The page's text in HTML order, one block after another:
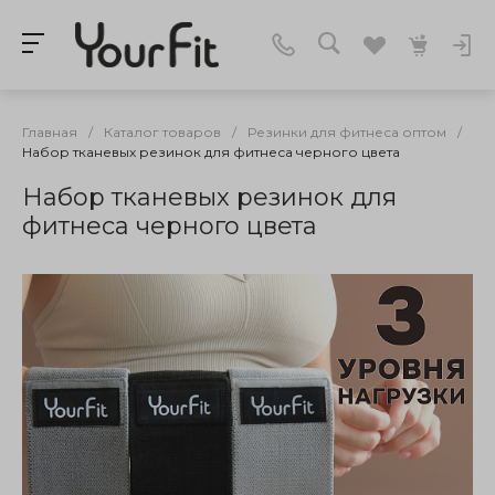
Главная / Каталог товаров / Резинки для фитнеса оптом
/
Набор тканевых резинок для фитнеса черного цвета
Набор тканевых резинок для
фитнеса черного цвета